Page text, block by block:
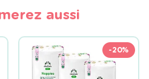
aussi
-20%